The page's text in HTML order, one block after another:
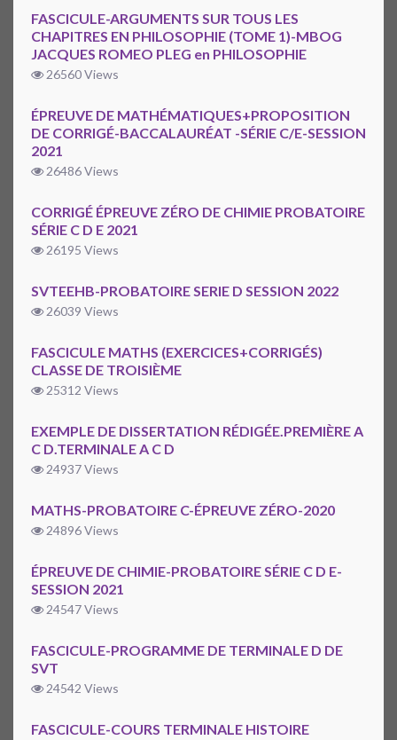
FASCICULE-ARGUMENTS SUR TOUS LES
CHAPITRES EN PHILOSOPHIE (TOME 1)-MBOG
JACQUES ROMEO PLEG en PHILOSOPHIE
26560 Views
ÉPREUVE DE MATHÉMATIQUES+PROPOSITION
DE CORRIGÉ-BACCALAURÉAT -SÉRIE C/E-SESSION
2021
26486 Views
CORRIGÉ ÉPREUVE ZÉRO DE CHIMIE PROBATOIRE
SÉRIE C D E 2021
26195 Views
SVTEEHB-PROBATOIRE SERIE D SESSION 2022
26039 Views
FASCICULE MATHS (EXERCICES+CORRIGÉS)
CLASSE DE TROISIÈME
25312 Views
EXEMPLE DE DISSERTATION RÉDIGÉE.PREMIÈRE A
C D.TERMINALE A C D
24937 Views
MATHS-PROBATOIRE C-ÉPREUVE ZÉRO-2020
24896 Views
ÉPREUVE DE CHIMIE-PROBATOIRE SÉRIE C D E-
SESSION 2021
24547 Views
FASCICULE-PROGRAMME DE TERMINALE D DE
SVT
24542 Views
FASCICULE-COURS TERMINALE HISTOIRE